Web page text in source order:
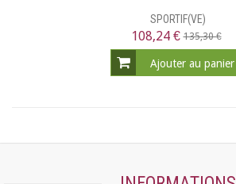
SPORTIF(VE)
108,24 €135,30 €
Ajouter au panier